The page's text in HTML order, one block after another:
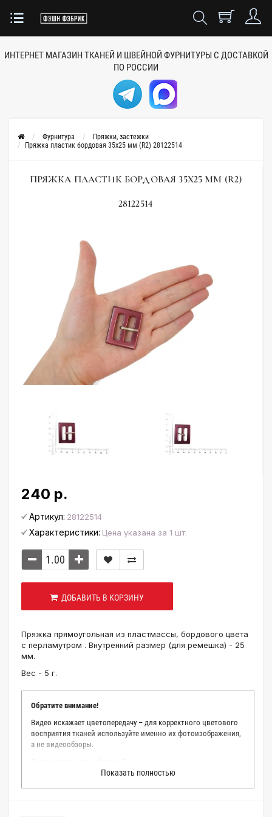
ИНТЕРНЕТ МАГАЗИН ТКАНЕЙ И ШВЕЙНОЙ ФУРНИТУРЫ С ДОСТАВКОЙ
ПО РОССИИ
Фурнитура
Пряжки, застежки
Пряжка пластик бордовая 35х25 мм (R2) 28122514
ПРЯЖКА ПЛАСТИК БОРДОВАЯ 35Х25 ММ (R2)
28122514
240 р.
Артикул: 28122514
Характеристики: Цена указана за 1 шт.
ДОБАВИТЬ В КОРЗИНУ
Пряжка прямоугольная из пластмассы, бордового цвета
с перламутром . Внутренний размер (для ремешка) - 25
мм.
Вес - 5 г.
Обратите внимание!
Видео искажает цветопередачу – для корректного цветового
восприятия тканей используйте именно их фотоизображения,
а не видеообзоры.
Мы делаем все возможное, чтобы точно описать цвет каждой
ткани из нашего каталога. Мы осматриваем и фотографируем
Показать полностью